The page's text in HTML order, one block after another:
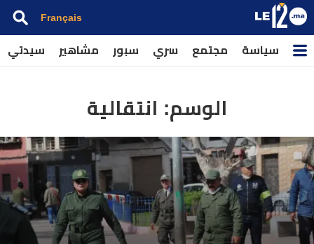
Français
سياسة مجتمع سري سبور مشاهير سيدتي
الوسم: انتقالية